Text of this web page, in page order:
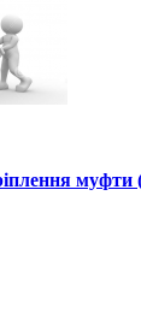
муфти